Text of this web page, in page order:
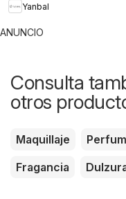
Yanbal
ANUNCIO
Consulta
otros
Maquillaje
Fragancia